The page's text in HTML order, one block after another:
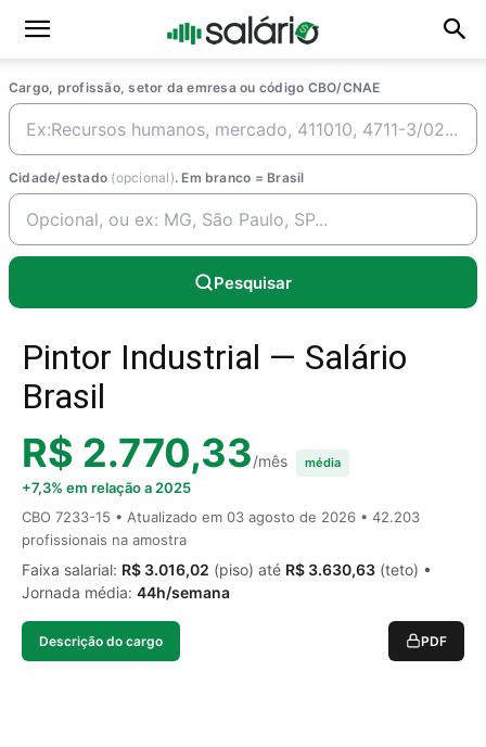
Cargo, profissão, setor da emresa ou código CBO/CNAE
Cidade/estado (opcional). Em branco = Brasil
Pesquisar
Pintor Industrial — Salário
Brasil
R$ 2.770,33/mês média
+7,3% em relação a 2025
CBO 7233-15 • Atualizado em 03 agosto de 2026 • 42.203
profissionais na amostra
Faixa salarial: R$ 3.016,02 (piso) até R$ 3.630,63 (teto) •
Jornada média: 44h/semana
Descrição do cargo PDF